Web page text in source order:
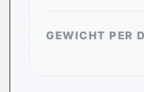
GEWICHT PER